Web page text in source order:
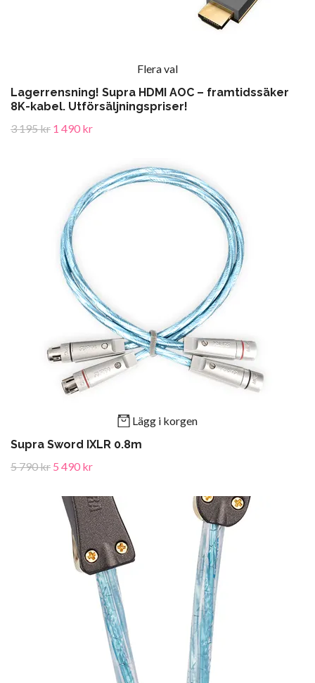
Flera val
Lagerrensning! Supra HDMI AOC – framtidssäker
8K-kabel. Utförsäljningspriser!
3 195 kr 1 490 kr
Lägg i korgen
Supra Sword IXLR 0.8m
5 790 kr 5 490 kr